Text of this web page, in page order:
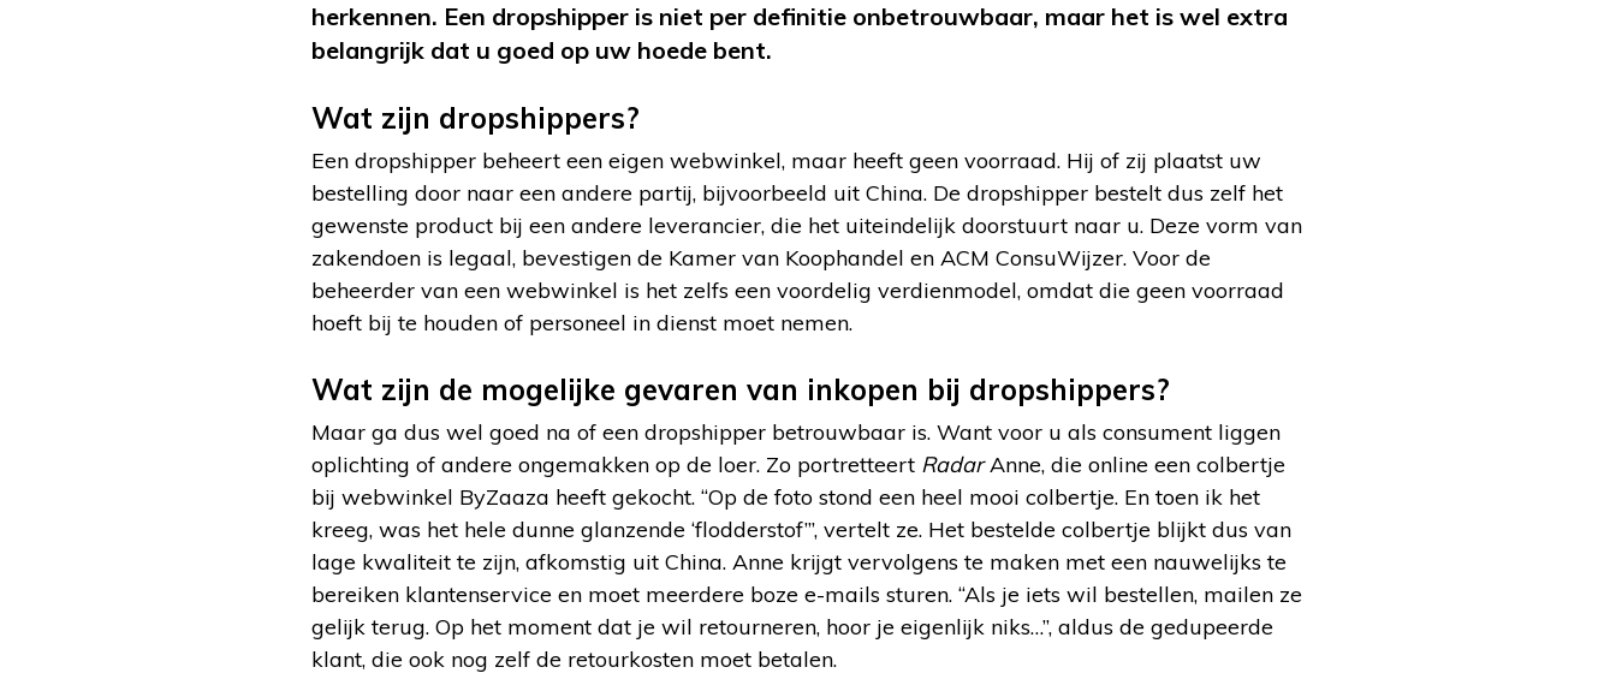
herkennen. Een dropshipper is niet per definitie onbetrouwbaar, maar het is wel extra
belangrijk dat u goed op uw hoede bent.
Wat zijn dropshippers?
Een dropshipper beheert een eigen webwinkel, maar heeft geen voorraad. Hij of zij plaatst uw
bestelling door naar een andere partij, bijvoorbeeld uit China. De dropshipper bestelt dus zelf het
gewenste product bij een andere leverancier, die het uiteindelijk doorstuurt naar u. Deze vorm van
zakendoen is legaal, bevestigen de Kamer van Koophandel en ACM ConsuWijzer. Voor de
beheerder van een webwinkel is het zelfs een voordelig verdienmodel, omdat die geen voorraad
hoeft bij te houden of personeel in dienst moet nemen.
Wat zijn de mogelijke gevaren van inkopen bij dropshippers?
Maar ga dus wel goed na of een dropshipper betrouwbaar is. Want voor u als consument liggen
oplichting of andere ongemakken op de loer. Zo portretteert RadarAnne, die online een colbertje
bij webwinkel ByZaaza heeft gekocht. “Op de foto stond een heel mooi colbertje. En toen ik het
kreeg, was het hele dunne glanzende ‘flodderstof’”, vertelt ze. Het bestelde colbertje blijkt dus van
lage kwaliteit te zijn, afkomstig uit China. Anne krijgt vervolgens te maken met een nauwelijks te
bereiken klantenservice en moet meerdere boze e-mails sturen. “Als je iets wil bestellen, mailen ze
gelijk terug. Op het moment dat je wil retourneren, hoor je eigenlijk niks…”, aldus de gedupeerde
klant, die ook nog zelf de retourkosten moet betalen.